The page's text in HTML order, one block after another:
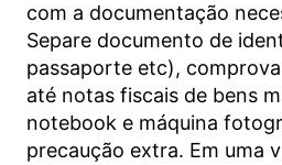
com a documentação
Separe documento de
passaporte etc),
até notas fiscais de bens
notebook e máquina
precaução extra. Em uma